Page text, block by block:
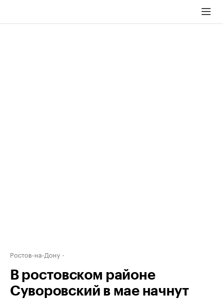
Ростов-на-Дону
В ростовском районе
Суворовский в мае начнут